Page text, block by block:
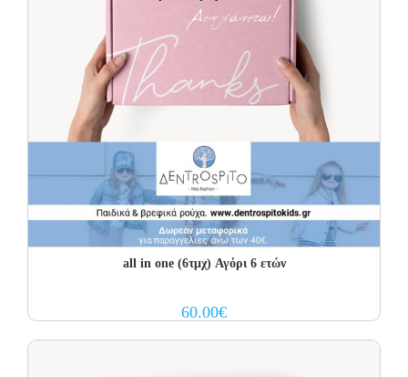
all in one (6τμχ) Αγόρι 6 ετών
60.00€